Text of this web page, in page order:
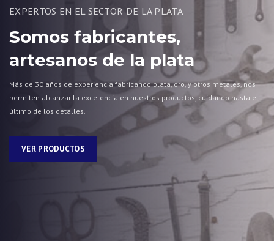
EXPERTOS EN EL SECTOR DE LA PLATA
Somos fabricantes,
artesanos de la plata
Más de 30 años de experiencia fabricando plata, oro, y otros metales, nos
permiten alcanzar la excelencia en nuestros productos, cuidando hasta el
último de los detalles.
VER PRODUCTOS